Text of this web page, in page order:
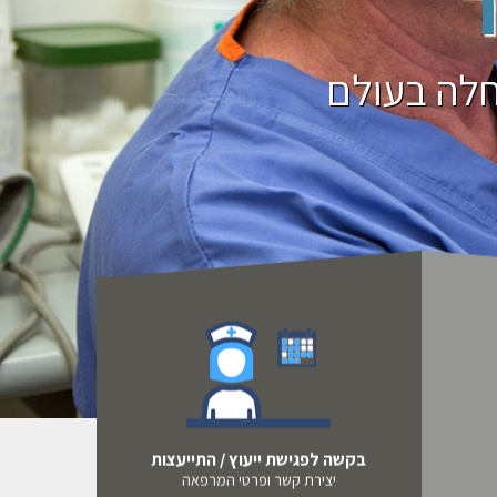
בעולם
בקשה לפגישת ייעוץ / התייעצות
יצירת קשר ופרטי המרפאה